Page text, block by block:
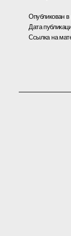
Опубликован в
Дата
Ссылка на